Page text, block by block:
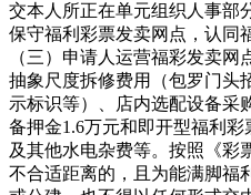
交本人所正在单元组织人事部
保守福利彩票发卖网点，认同
（三）申请人运营福彩发卖
抽象尺度拆修费用（包罗门头
示标识等）、店内选配设备采
备押金1.6万元和即开型福利
及其他水电杂费等。按照《彩
不合适距离的，且为能满脚福